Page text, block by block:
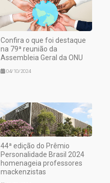
Confira o que foi destaque
na 79ª reunião da
Assembleia Geral da ONU
04/10/2024
44ª edição do Prêmio
Personalidade Brasil 2024
homenageia professores
mackenzistas